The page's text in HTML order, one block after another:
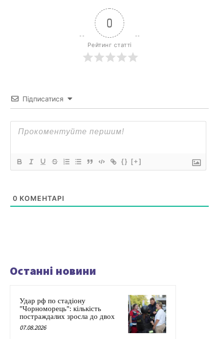
0
Рейтинг статті
Підписатися
{} [+]
0 КОМЕНТАРІ
Останні новини
Удар рф по стадіону
"Чорноморець": кількість
постраждалих зросла до двох
07.08.2026